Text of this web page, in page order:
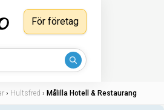
För företag
› Hultsfred › Målilla Hotell & Restaurang